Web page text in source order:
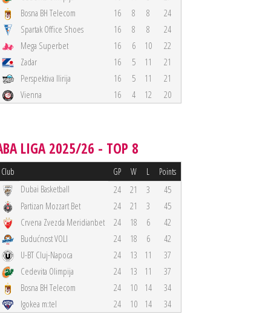
Bosna BH Telecom 16 8 8
24
Spartak Office Shoes 16 8 8
24
Mega Superbet 16 6 10
22
Zadar 16 5 11
21
Perspektiva Ilirija 16 5 11
21
Vienna 16 4 12 20
LIGA 2025/26 - TOP 8
Club GP W L Points
Dubai Basketball 24 21 3
45
Partizan Mozzart Bet 24 21 3
45
Crvena Zvezda Meridianbet 24 18 6
42
Budućnost VOLI 24 18 6
42
U-BT Cluj-Napoca 24 13 11
37
Cedevita Olimpija 24 13 11
37
Bosna BH Telecom 24 10 14
34
Igokea m:tel 24 10 14 34